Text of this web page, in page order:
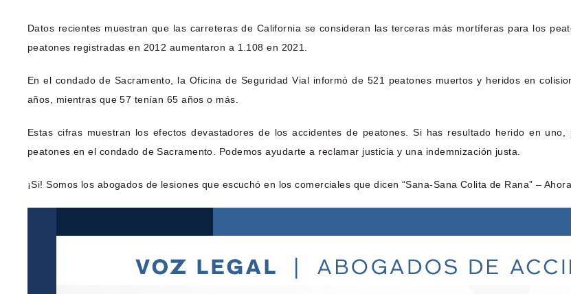
Datos recientes muestran que las carreteras de California se consideran las terceras más mortíferas para los
peatones registradas en 2012 aumentaron a 1.108 en 2021.
En el condado de Sacramento, la Oficina de Seguridad Vial informó de 521 peatones muertos y heridos en
años, mientras que 57 tenían 65 años o más.
Estas cifras muestran los efectos devastadores de los accidentes de peatones. Si has resultado herido en
peatones en el condado de Sacramento. Podemos ayudarte a reclamar justicia y una indemnización justa.
¡Si! Somos los abogados de lesiones que escuchó en los comerciales que dicen “Sana-Sana Colita de Rana” –